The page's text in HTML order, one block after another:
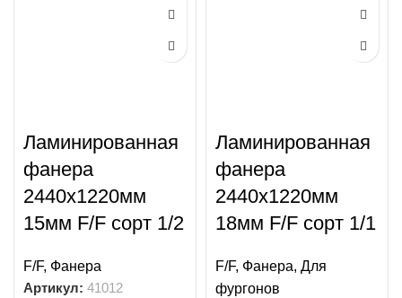
Ламинированная
фанера
2440х1220мм
15мм F/F сорт 1/2
F/F, Фанера
Артикул: 41012
Ламинированная
фанера
2440х1220мм
18мм F/F сорт 1/1
F/F, Фанера, Для
фургонов